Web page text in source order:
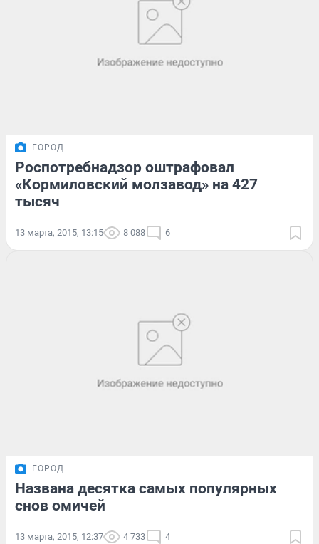
ГОРОД
Роспотребнадзор оштрафовал
«Кормиловский молзавод» на 427
тысяч
13 марта, 2015, 13:15 8 088 6
ГОРОД
Названа десятка самых популярных
снов омичей
13 марта, 2015, 12:37 4 733 4